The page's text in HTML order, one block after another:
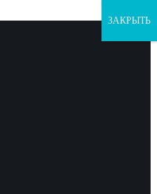
ЗАКРЫТЬ